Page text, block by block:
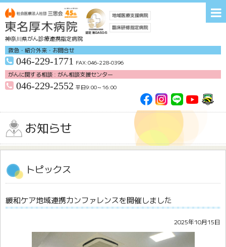
神奈川県がん診療連携指定病院
救急・紹介外来・お問合せ
046-229-1771 FAX:046-228-0396
がんに関する相談 : がん相談支援センター
046-229-2552 平日9:00～16:00
各種研修会 お問い合わせ
ホーム 病院紹介
医療支援部門
臨床研修部 がん治療
お知らせ
トピックス
緩和ケア地域連携カンファレンスを開催しました
2025年10月15日